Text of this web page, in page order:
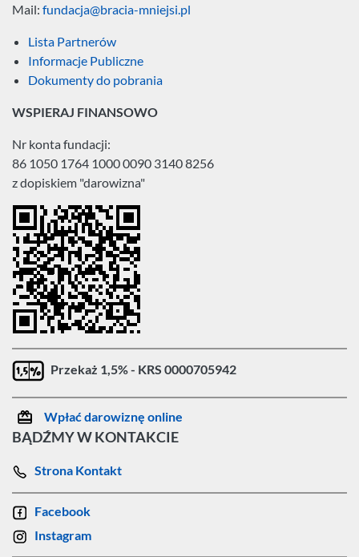
Mail: fundacja@bracia-mniejsi.pl
Lista Partnerów
Informacje Publiczne
Dokumenty do pobrania
WSPIERAJ FINANSOWO
Nr konta fundacji:
86 1050 1764 1000 0090 3140 8256
z dopiskiem "darowizna"
Przekaż 1,5% - KRS 0000705942
Wpłać darowiznę online
BĄDŹMY W KONTAKCIE
Strona Kontakt
Facebook
Instagram